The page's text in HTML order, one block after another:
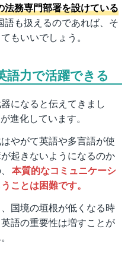
務専門部署を設けている
語も扱えるのであれば、そ
もいいでしょう。
語力で活躍できる
になると伝えてきまし
進化しています。
やがて英語や多言語が使
起きないようになるのか
本質的なコミュニケーシ
ことは困難です。
国境の垣根が低くなる時
語の重要性は増すことが